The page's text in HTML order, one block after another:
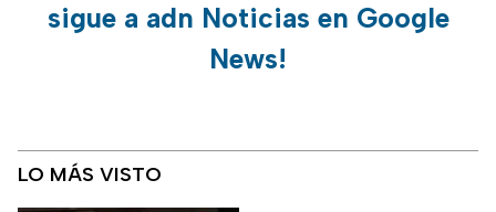
sigue a adn Noticias en Google
News!
LO MÁS VISTO